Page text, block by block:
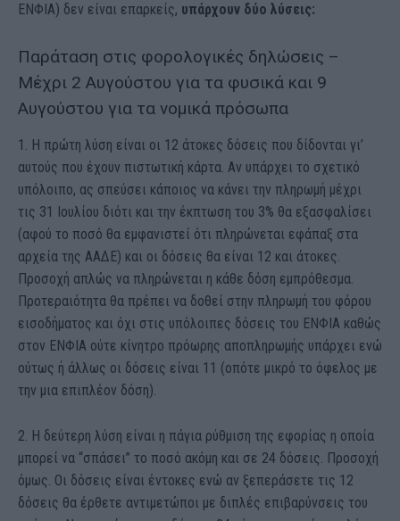
ΕΝΦΙΑ) δεν είναι επαρκείς, υπάρχουν δύο λύσεις:
Παράταση στις φορολογικές δηλώσεις –
Μέχρι 2 Αυγούστου για τα φυσικά και 9
Αυγούστου για τα νομικά πρόσωπα
1. Η πρώτη λύση είναι οι 12 άτοκες δόσεις που δίδονται γι’
αυτούς που έχουν πιστωτική κάρτα. Αν υπάρχει το σχετικό
υπόλοιπο, ας σπεύσει κάποιος να κάνει την πληρωμή μέχρι
τις 31 Ιουλίου διότι και την έκπτωση του 3% θα εξασφαλίσει
(αφού το ποσό θα εμφανιστεί ότι πληρώνεται εφάπαξ στα
αρχεία της ΑΑΔΕ) και οι δόσεις θα είναι 12 και άτοκες.
Προσοχή απλώς να πληρώνεται η κάθε δόση εμπρόθεσμα.
Προτεραιότητα θα πρέπει να δοθεί στην πληρωμή του φόρου
εισοδήματος και όχι στις υπόλοιπες δόσεις του ΕΝΦΙΑ καθώς
στον ΕΝΦΙΑ ούτε κίνητρο πρόωρης αποπληρωμής υπάρχει ενώ
ούτως ή άλλως οι δόσεις είναι 11 (οπότε μικρό το όφελος με
την μια επιπλέον δόση).
2. Η δεύτερη λύση είναι η πάγια ρύθμιση της εφορίας η οποία
μπορεί να “σπάσει” το ποσό ακόμη και σε 24 δόσεις. Προσοχή
όμως. Οι δόσεις είναι έντοκες ενώ αν ξεπεράσετε τις 12
δόσεις θα έρθετε αντιμετώποι με διπλές επιβαρύνσεις του